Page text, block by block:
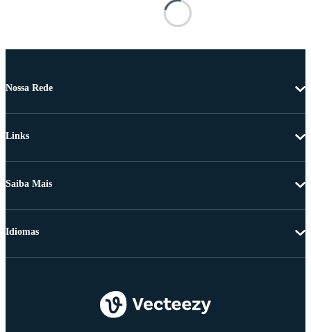
Nossa Rede
Links
Saiba Mais
Idiomas